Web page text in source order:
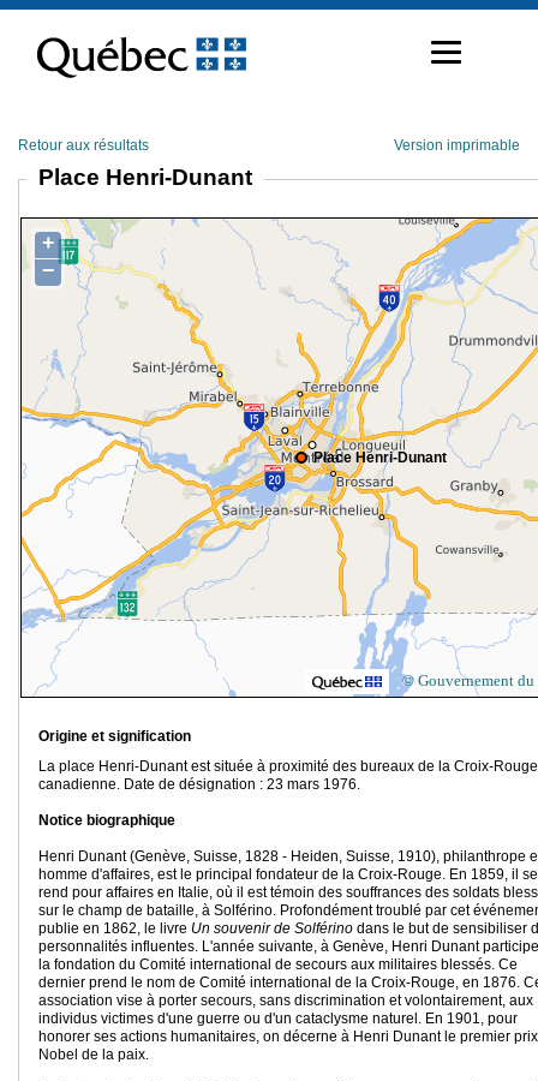
contenu
Retour aux résultats Version imprimable
Place Henri-Dunant
Place Henri-Dunant
+
−
© Gouvernement du
Origine et signification
La place Henri-Dunant est située à proximité des bureaux de la Croix-Rouge
canadienne. Date de désignation : 23 mars 1976.
Notice biographique
Henri Dunant (Genève, Suisse, 1828 - Heiden, Suisse, 1910), philanthrope
homme d'affaires, est le principal fondateur de la Croix-Rouge. En 1859, il se
rend pour affaires en Italie, où il est témoin des souffrances des soldats
sur le champ de bataille, à Solférino. Profondément troublé par cet
publie en 1862, le livre Un souvenir de Solférino dans le but de sensibiliser
personnalités influentes. L'année suivante, à Genève, Henri Dunant
la fondation du Comité international de secours aux militaires blessés. Ce
dernier prend le nom de Comité international de la Croix-Rouge, en 1876.
association vise à porter secours, sans discrimination et volontairement, aux
individus victimes d'une guerre ou d'un cataclysme naturel. En 1901, pour
honorer ses actions humanitaires, on décerne à Henri Dunant le premier prix
Nobel de la paix.